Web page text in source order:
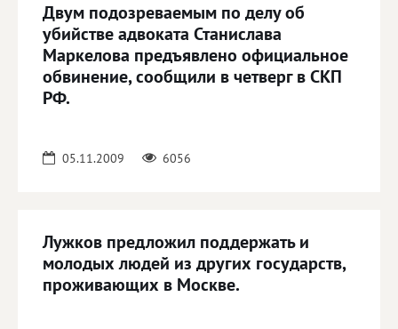
Двум подозреваемым по делу об
убийстве адвоката Станислава
Маркелова предъявлено официальное
обвинение, сообщили в четверг в СКП
РФ.
05.11.2009 6056
Лужков предложил поддержать и
молодых людей из других государств,
проживающих в Москве.